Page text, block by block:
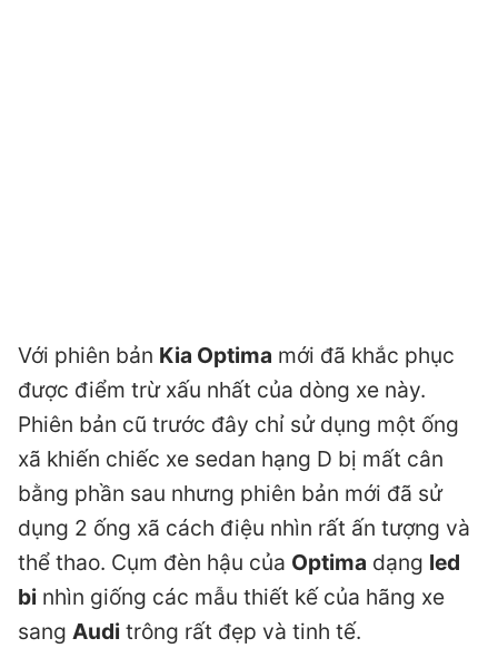
Với phiên bản Kia Optima mới đã khắc phục
được điểm trừ xấu nhất của dòng xe này.
Phiên bản cũ trước đây chỉ sử dụng một ống
xã khiến chiếc xe sedan hạng D bị mất cân
bằng phần sau nhưng phiên bản mới đã sử
dụng 2 ống xã cách điệu nhìn rất ấn tượng và
thể thao. Cụm đèn hậu của Optima dạng led
bi nhìn giống các mẫu thiết kế của hãng xe
sang Audi trông rất đẹp và tinh tế.